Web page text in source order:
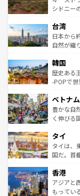
しみなが
ならではの贅沢
情報はコ
おすすめ
れるおも
人々、お
ク、伝統
ワイを、存分に
はコンテ
シドニー
リアリー
ク）、タ
ど、見ど
いる。ア
ビング、
い。オー
参照して
台湾
日本から
自然が織
ン）、静
と山間の
驚きをも
容にもい
照してほ
韓国
歴史ある
-POPで
き、地方
できる。
まで、さ
リティに
覧を参照
ベトナム
豊かな自
く伸びる
急速な発
ーチミン
醸し出し
とつ。フ
ひ現地で
が旅行者
タイ
タイは、
国だ。首
の活気が
帯で自然
いビーチ
香港
アジアと
もってい